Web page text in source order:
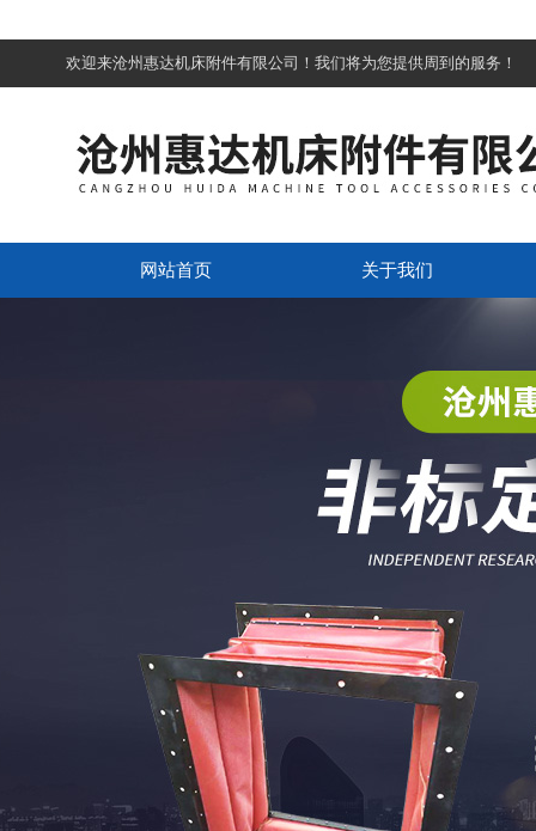
欢迎来沧州惠达机床附件有限公司！我们将为您提供周到的服务！
网站首页 关于我们